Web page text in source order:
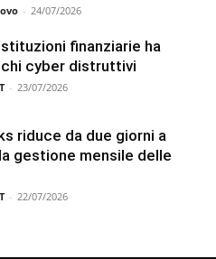
- 24/07/2026
finanziarie ha
cyber distruttivi
- 23/07/2026
riduce da due giorni a
gestione mensile delle
- 22/07/2026